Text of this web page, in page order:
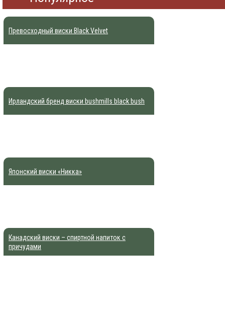
Превосходный виски Black Velvet
Ирландский бренд виски bushmills black bush
Японский виски «Никка»
Канадский виски – спиртной напиток с
причудами